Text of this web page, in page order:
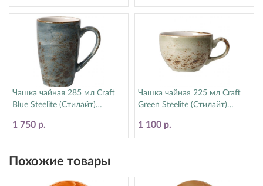
Чашка чайная 285 мл Craft
Blue Steelite (Стилайт)
1 750 р.
Чашка чайная 225 мл Craft
Green Steelite (Стилайт)
1 100 р.
Похожие товары